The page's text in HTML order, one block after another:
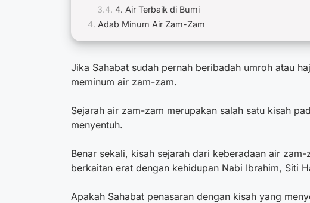
4. Air Terbaik di Bumi
Adab Minum Air Zam-Zam
Jika Sahabat sudah pernah beribadah umroh atau
meminum air zam-zam.
Sejarah air zam-zam merupakan salah satu kisah
menyentuh.
Benar sekali, kisah sejarah dari keberadaan air
berkaitan erat dengan kehidupan Nabi Ibrahim, Siti
Apakah Sahabat penasaran dengan kisah yang